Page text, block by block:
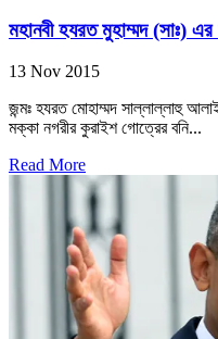
মহানবী হযরত মুহাম্মদ (সাঃ) এর
13 Nov 2015
জন্মঃ হযরত মোহাম্মদ সাল্লাল্লাহু
মক্কা নগরীর কুরাইশ গোত্রের বনি...
Read More